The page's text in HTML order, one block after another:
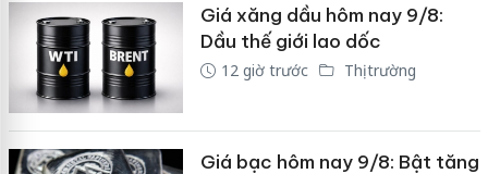
Giá xăng dầu hôm nay 9/8:
Dầu thế giới lao dốc
12 giờ trước Thị trường
Giá bạc hôm nay 9/8: Bật tăng